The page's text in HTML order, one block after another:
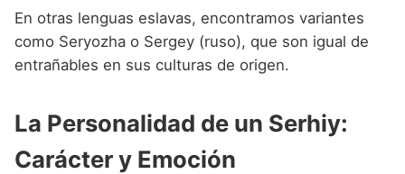
En otras lenguas eslavas, encontramos variantes
como Seryozha o Sergey (ruso), que son igual de
entrañables en sus culturas de origen.
La Personalidad de un Serhiy:
Carácter y Emoción